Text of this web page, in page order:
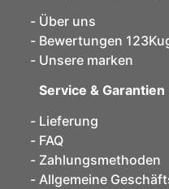
Über uns
Bewertungen
Unsere marken
Service & Garantien
Lieferung
FAQ
Zahlungsmethoden
Allgemeine